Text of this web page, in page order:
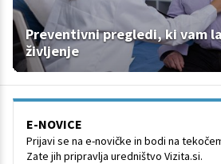
Preventivni pregledi, ki vam
življenje
E-NOVICE
Prijavi se na e-novičke in bodi na
Zate jih pripravlja uredništvo Vizita.si.